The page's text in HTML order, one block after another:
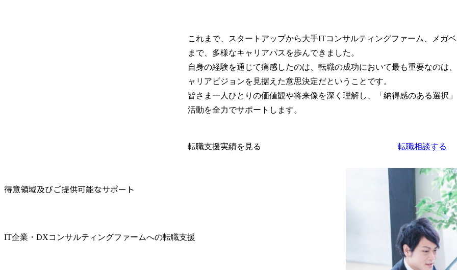
これまで、スタートアップから大手ITコンサルティングファーム、メガ
まで、多様なキャリアパスを歩んできました。
自身の経験を通じて痛感したのは、転職の成功において最も重要なのは
ャリアビジョンを見据えた意思決定だということです。
皆さま一人ひとりの価値観や将来像を深く理解し、「納得感のある選択
活動を全力でサポートします。
転職支援実績を見る 転職相談する
得意領域及びご提供可能なサポート
IT企業・DXコンサルティングファームへの転職支援